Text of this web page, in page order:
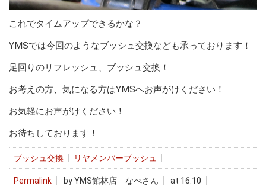
これでタイムアップできるかな？
YMSでは今回のようなブッシュ交換なども承っております！
足回りのリフレッシュ、ブッシュ交換！
お考えの方、気になる方はYMSへお声がけください！
お気軽にお声がけください！
お待ちしております！
ブッシュ交換 リヤメンバーブッシュ
Permalink by YMS館林店 なべさん
at 16:10